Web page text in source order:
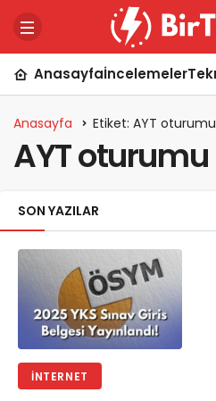
Anasayfaİncelemeler
Anasayfa Etiket: AYT oturumu
AYT oturumu
SON YAZILAR
İNTERNET